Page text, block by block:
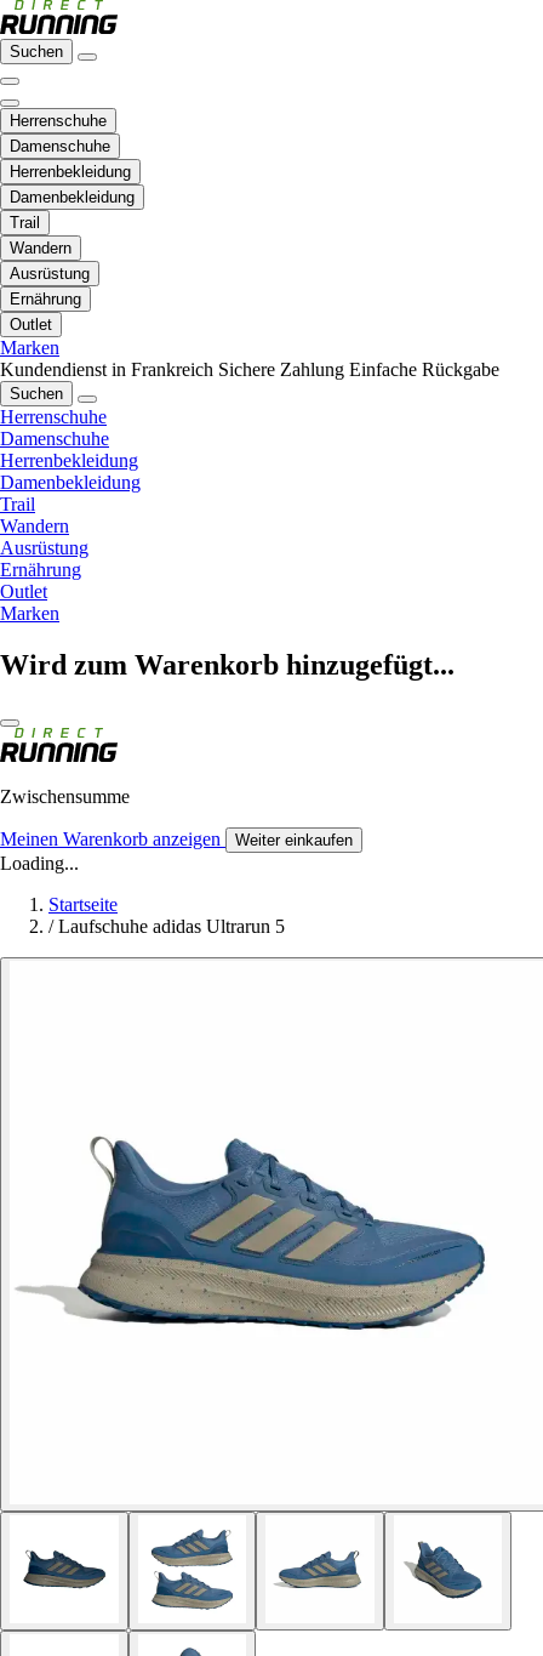
Suchen
Herrenschuhe
Damenschuhe
Herrenbekleidung
Damenbekleidung
Trail
Wandern
Ausrüstung
Ernährung
Outlet
Marken
Kundendienst in Frankreich Sichere Zahlung Einfache Rückgabe
Suchen
Herrenschuhe
Damenschuhe
Herrenbekleidung
Damenbekleidung
Trail
Wandern
Ausrüstung
Ernährung
Outlet
Marken
Wird zum Warenkorb hinzugefügt...
Zwischensumme
Meinen Warenkorb anzeigen Weiter einkaufen
Loading...
Startseite
/ Laufschuhe adidas Ultrarun 5